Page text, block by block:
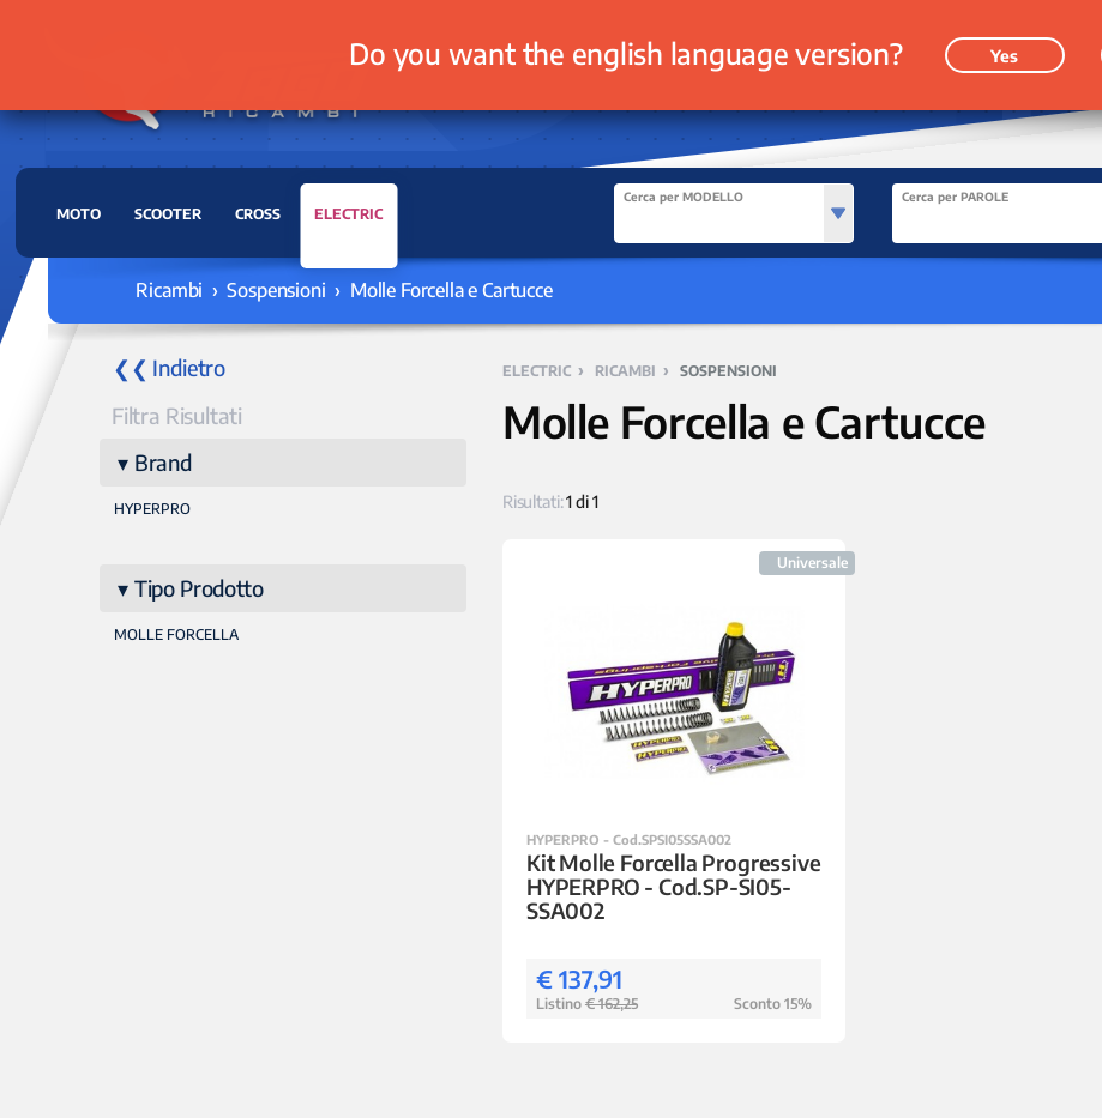
MOTO SCOOTER CROSS ELECTRIC
Cerca per MODELLO Cerca per PAROLE
Ricambi › Sospensioni › Molle Forcella e Cartucce
ELECTRIC › RICAMBI › SOSPENSIONI
Molle Forcella e Cartucce
Risultati:1 di 1
Universale
HYPERPRO - Cod.SPSI05SSA002
Kit Molle Forcella Progressive
HYPERPRO - Cod.SP-SI05-
SSA002
€ 137,91
Listino € 162,25 Sconto 15%
❮❮ Indietro
Filtra Risultati
Brand
HYPERPRO
Tipo Prodotto
MOLLE FORCELLA
Do you want the english language version? Yes